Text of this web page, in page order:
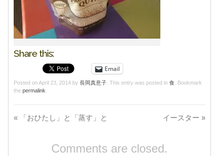
Share this:
Email
Posted onApril 23, 2014 by 長岡真意子. This entry was posted in 食. Bookmark
the permalink
«「おひたし」と「蒸す」と イースター»
Comments are closed.